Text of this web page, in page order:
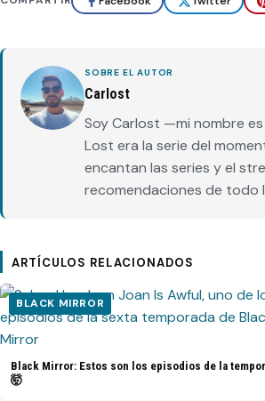
SOBRE EL AUTOR
Carlost
Soy Carlost —mi nombre
Lost era la serie del
encantan las series y el
recomendaciones de todo
ARTÍCULOS RELACIONADOS
BLACK MIRROR
Black Mirror: Estos son los episodios de la
🤯